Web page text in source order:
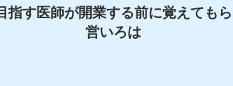
指す医師が開業する前に覚えても
営いろは